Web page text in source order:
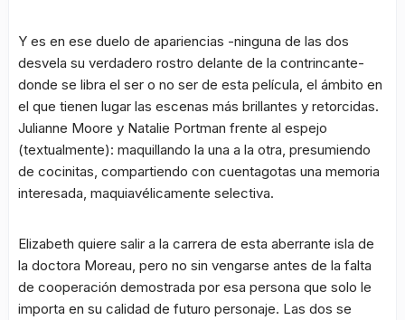
Y es en ese duelo de apariencias -ninguna de las dos
desvela su verdadero rostro delante de la contrincante-
donde se libra el ser o no ser de esta película, el ámbito en
el que tienen lugar las escenas más brillantes y retorcidas.
Julianne Moore y Natalie Portman frente al espejo
(textualmente): maquillando la una a la otra, presumiendo
de cocinitas, compartiendo con cuentagotas una memoria
interesada, maquiavélicamente selectiva.
Elizabeth quiere salir a la carrera de esta aberrante isla de
la doctora Moreau, pero no sin vengarse antes de la falta
de cooperación demostrada por esa persona que solo le
importa en su calidad de futuro personaje. Las dos se